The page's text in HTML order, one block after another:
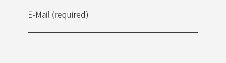
E-Mail (required)